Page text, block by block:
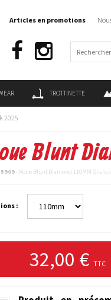
TROTTINETTE
Articles en promotions
2025
Blunt
5909 - Roue Blunt Diamond 110MM Oilslick
:
32,00 € TTC